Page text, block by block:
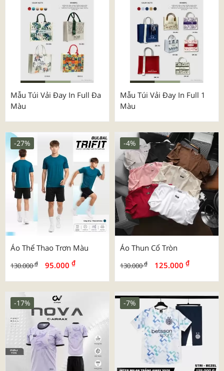
Mẫu Túi Vải Đay In Full Đa
Màu
Mẫu Túi Vải Đay In Full 1
Màu
Áo Thể Thao Trơn Màu
130.000₫ 95.000 ₫
-27%
Áo Thun Cổ Tròn
130.000₫ 125.000 ₫
-4%
-17% -7%